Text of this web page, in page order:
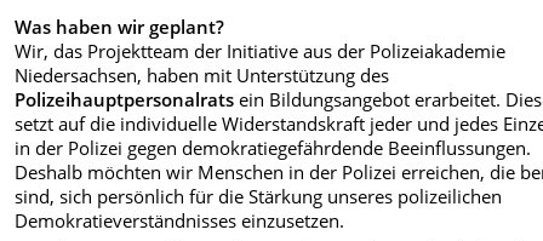
Was haben wir geplant?
Wir, das Projektteam der Initiative aus der Polizeiakademie
Niedersachsen, haben mit Unterstützung des
Polizeihauptpersonalrats ein Bildungsangebot erarbeitet.
setzt auf die individuelle Widerstandskraft jeder und jedes
in der Polizei gegen demokratiegefährdende Beeinflussungen.
Deshalb möchten wir Menschen in der Polizei erreichen, die
sind, sich persönlich für die Stärkung unseres polizeilichen
Demokratieverständnisses einzusetzen.